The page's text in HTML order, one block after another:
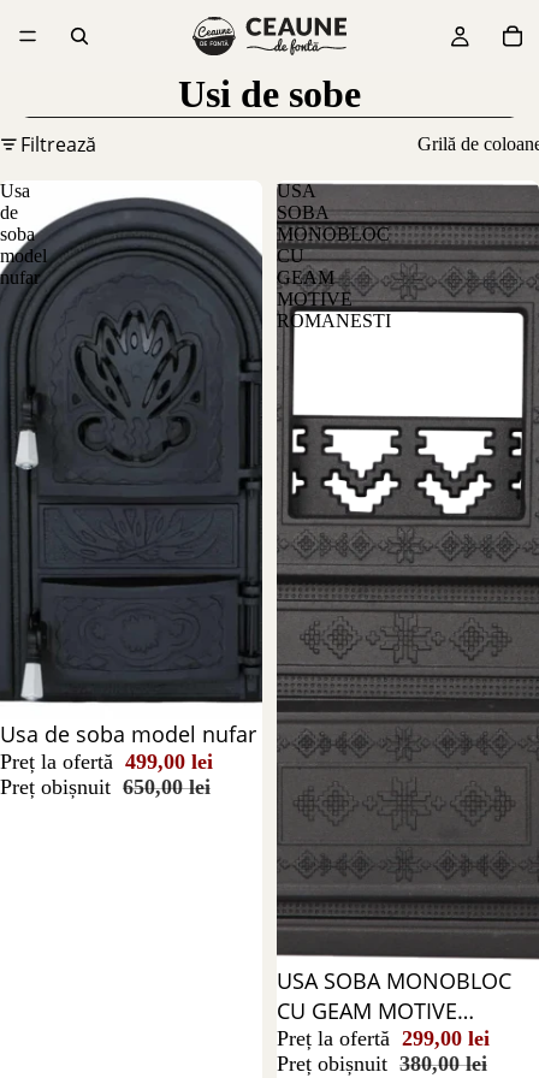
Usi de sobe
Filtrează Grilă de
Usa
de
soba
model
nufar
Stoc epuizat
Usa de soba model nufar
Preț la ofertă 499,00 lei
Preț obișnuit 650,00 lei
USA
SOBA
MONOBLOC
CU
GEAM
MOTIVE
ROMANESTI
Reducere 21%
USA SOBA MONOBLOC
CU GEAM MOTIVE
ROMANESTI
Preț la ofertă 299,00 lei
Preț obișnuit 380,00 lei